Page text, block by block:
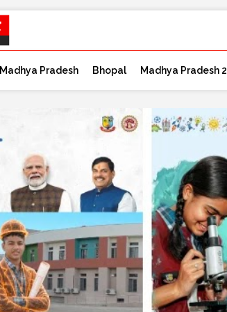
Madhya Pradesh Bhopal Madhya Pradesh 2